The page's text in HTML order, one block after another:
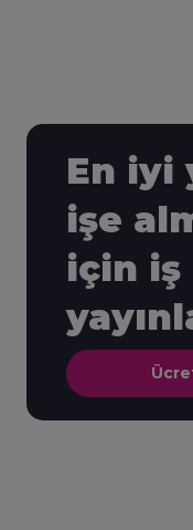
En iyi
işe
için iş